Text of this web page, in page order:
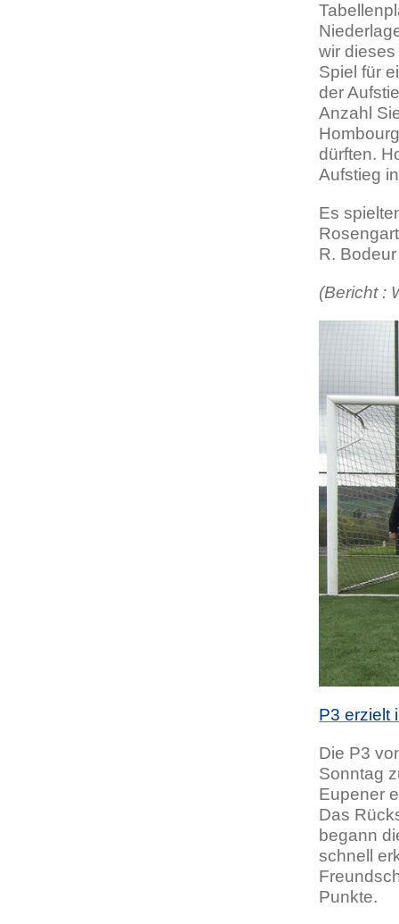
wir
Spiel für
der
Anzahl
dürften.
Aufstieg
Es
R.
(Bericht :
P3 erzielt
Die P3
Sonntag
Eupener
Das
begann
schnell
Punkte.